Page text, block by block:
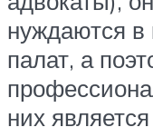
нуждаются в
палат, а
них